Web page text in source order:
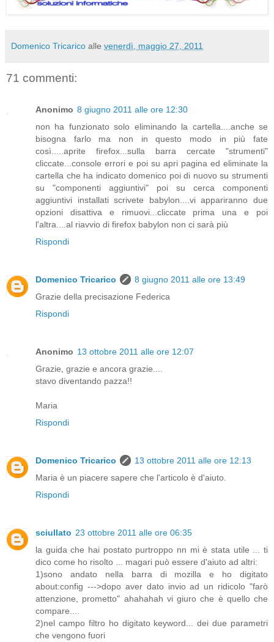
Domenico Tricarico alle venerdì, maggio 27, 2011
71 commenti:
Anonimo 8 giugno 2011 alle ore 12:30
non ha funzionato solo eliminando la cartella....anche se
bisogna farlo ma non in questo modo in più fate
così.....aprite firefox...sulla barra cercate "strumenti"
cliccate...console errori e poi su apri pagina ed eliminate la
cartella che ha indicato domenico poi di nuovo su strumenti
su "componenti aggiuntivi" poi su cerca componenti
aggiuntivi installati scrivete babylon....vi appariranno due
opzioni disattiva e rimuovi...cliccate prima una e poi
l'altra....al riavvio di firefox babylon non ci sarà più
Rispondi
Domenico Tricarico
8 giugno 2011 alle ore 13:49
Grazie della precisazione Federica
Rispondi
Anonimo 13 ottobre 2011 alle ore 12:07
Grazie, grazie e ancora grazie....
stavo diventando pazza!!
Maria
Rispondi
Domenico Tricarico
13 ottobre 2011 alle ore 12:13
Maria è un piacere sapere che l'articolo è d'aiuto.
Rispondi
sciullato 23 ottobre 2011 alle ore 06:35
la guida che hai postato purtroppo nn mi è stata utile ... ti
dico come ho risolto ... magari può essere d'aiuto ad altri:
1)sono andato nella barra di mozilla e ho digitato
about:config --->dopo aver dato invio ad un ridicolo "farò
attenzione, prometto" ahahahah vi giuro che è quello che
compare....
2)nel campo filtro ho digitato keyword... dei due parametri
che vengono fuori